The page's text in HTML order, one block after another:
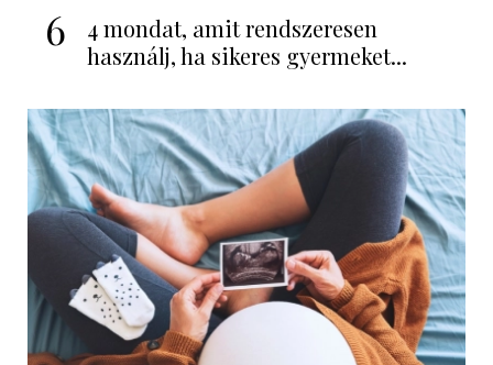
6
4 mondat, amit rendszeresen
használj, ha sikeres gyermeket...